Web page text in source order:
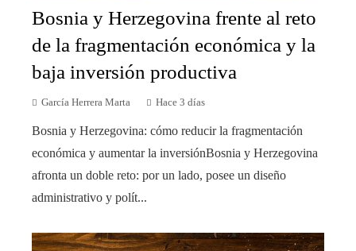
Bosnia y Herzegovina frente al reto
de la fragmentación económica y la
baja inversión productiva
García Herrera Marta Hace 3 días
Bosnia y Herzegovina: cómo reducir la fragmentación
económica y aumentar la inversiónBosnia y Herzegovina
afronta un doble reto: por un lado, posee un diseño
administrativo y polít...